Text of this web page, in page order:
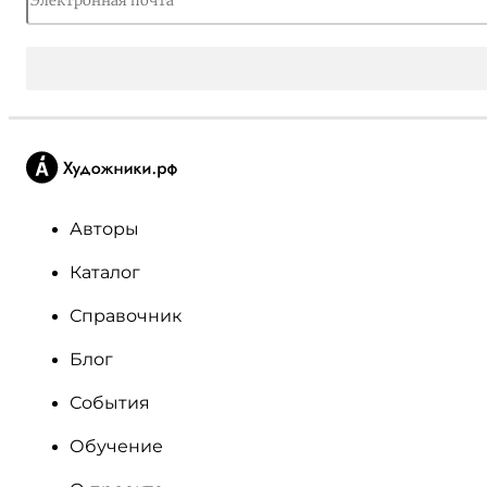
Авторы
Каталог
Справочник
Блог
События
Обучение